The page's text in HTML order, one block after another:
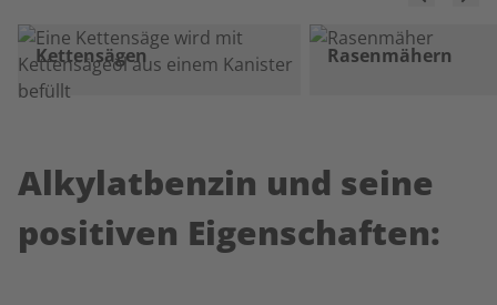
Kettensägen Rasenmähern
Alkylatbenzin und seine
positiven Eigenschaften: